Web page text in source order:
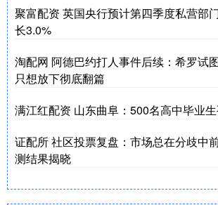
聚富配资 英国央行预计第四季度私营部
长3.0%
淘配网 阿德巴约打人事件后续：希罗试
只想放下彻底翻篇
满江红配资 山东曲阜：500名高中毕业
证配所 社区投票复盘：市场总在分歧中
测结果揭晓